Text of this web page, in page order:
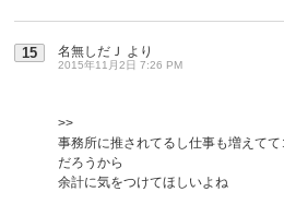
15 名無しだＪ より
2015年11月2日 7:26 PM
>>
事務所に推されてるし仕事も増えて
だろうから
余計に気をつけてほしいよね